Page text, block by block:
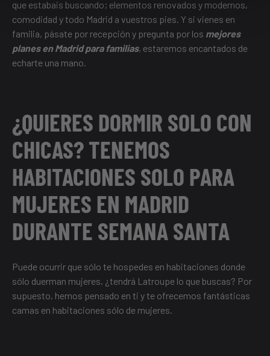
que estabais buscando; elementos renovados y modernos,
comodidad y todo Madrid a vuestros pies. Y si vienes en
familia, pásate por recepción y pregunta por los mejores
planes en Madrid para familias, estaremos encantados de
echarte una mano.
¿QUIERES DORMIR SOLO CON
CHICAS? TENEMOS
HABITACIONES SOLO PARA
MUJERES EN MADRID
DURANTE SEMANA SANTA
Puede ocurrir que sólo te hospedes en habitaciones donde
sólo duerman mujeres, ¿tendrá Latroupe lo que buscas? Por
supuesto, hemos pensado en ti y te ofrecemos fantásticas
camas en habitaciones sólo de mujeres.